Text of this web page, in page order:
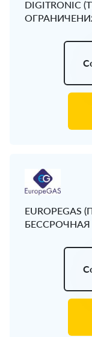
DIGITRONIC
БЕССРОЧНАЯ